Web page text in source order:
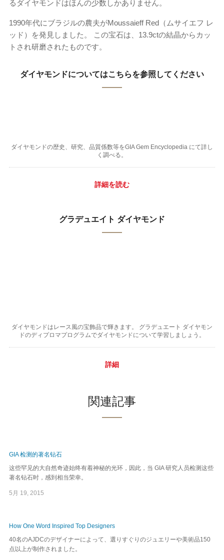
るダイヤモンドはほんの少数しかありません。
1990年代にブラジルの農夫がMoussaieff Red（ムサイエフ レ
ッド）を発見しました。 この宝石は、13.9ctの結晶からカッ
トされ研磨されたものです。
ダイヤモンドについてはこちらを参照してください
ダイヤモンドの歴史、研究、品質係数等をGIA Gem Encyclopedia にて詳し
く調べる。
詳細を読む
グラデュエイト ダイヤモンド
ダイヤモンドはレース風の宝飾品で輝きます。 グラデュエート ダイヤモン
ドのディプロマプログラムでダイヤモンドについて学習しましょう。
詳細
関連記事
GIA 检测的著名钻石
这些罕见的大自然奇迹始终有着神秘的光环，因此，当 GIA 研究人员检测这些
著名钻石时，感到相当荣幸。
5月 19, 2015
How One Word Inspired Top Designers
40名のAJDCのデザイナーによって、選りすぐりのジュエリーや美術品150
点以上が制作されました。